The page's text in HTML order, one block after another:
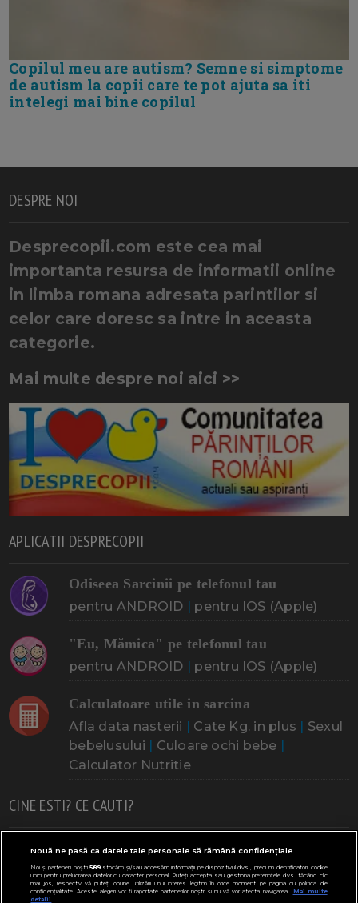
Copilul meu are autism? Semne si simptome
de autism la copii care te pot ajuta sa iti
intelegi mai bine copilul
DESPRE NOI
Desprecopii.com este cea mai
importanta resursa de informatii online
in limba romana adresata parintilor si
celor care doresc sa intre in aceasta
categorie.
Mai multe despre noi aici >>
APLICATII DESPRECOPII
Odiseea Sarcinii pe telefonul tau
pentru ANDROID pentru IOS (Apple)
"Eu, Mămica" pe telefonul tau
pentru ANDROID pentru IOS (Apple)
Calculatoare utile in sarcina
Afla data nasterii Cate Kg. in plus
Sexul
bebelusului
Culoare ochi bebe
Calculator Nutritie
CINE ESTI? CE CAUTI?
Doresc un copil Adoptia Probleme cu sarcina
Urmeaza sa nasc Probleme alaptare Bebe plange
Bebe febra Cresa, Gradinta
Nouă ne pasă ca datele tale personale să rămână confidențiale
Noi și partenerii noștri589stocăm și/sau accesăm informații pe dispozitivul dvs., precum identificatorii cookie
unici pentru prelucrarea datelor cu caracter personal. Puteți accepta sau gestiona preferințele dvs. făcând clic
mai jos, respectiv vă puteți opune utilizării unui interes legitim în orice moment pe pagina cu politica de
confidențialitate. Aceste alegeri vor fi raportate partenerilor noștri și nu vă vor afecta navigarea.
Mai multe
detalii